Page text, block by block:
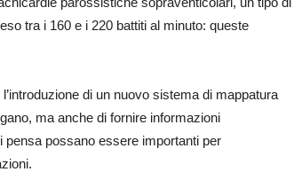
tra i 160 e i 220 battiti al minuto: queste
di un nuovo sistema di mappatura
ma anche di fornire informazioni
possano essere importanti per